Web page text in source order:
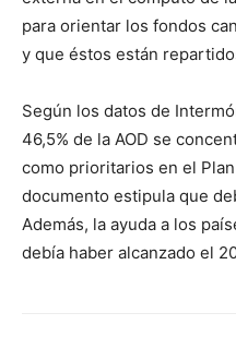
para orientar los fondos
y que éstos están
Según los datos de
46,5% de la AOD se
como prioritarios en el
documento estipula que
Además, la ayuda a los
debía haber alcanzado el